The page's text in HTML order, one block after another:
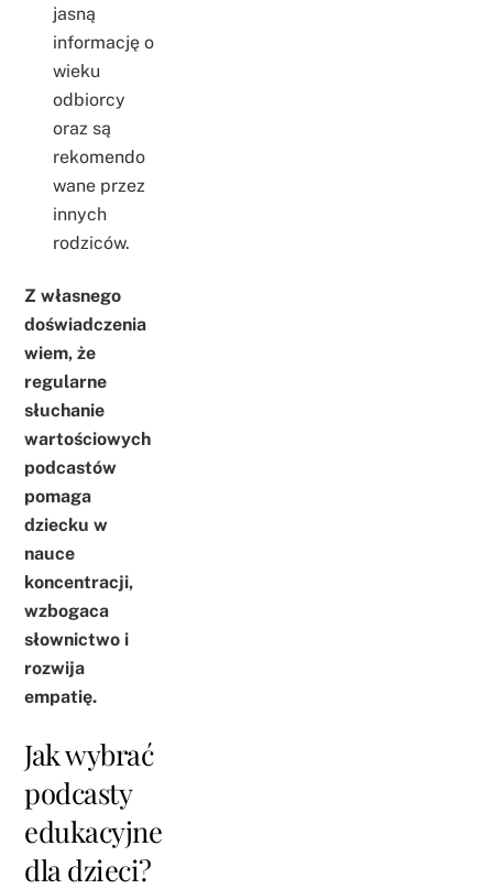
jasną
informację o
wieku
odbiorcy
oraz są
rekomendo
wane przez
innych
rodziców.
Z własnego
doświadczenia
wiem, że
regularne
słuchanie
wartościowych
podcastów
pomaga
dziecku w
nauce
koncentracji,
wzbogaca
słownictwo i
rozwija
empatię.
Jak wybrać
podcasty
edukacyjne
dla dzieci?